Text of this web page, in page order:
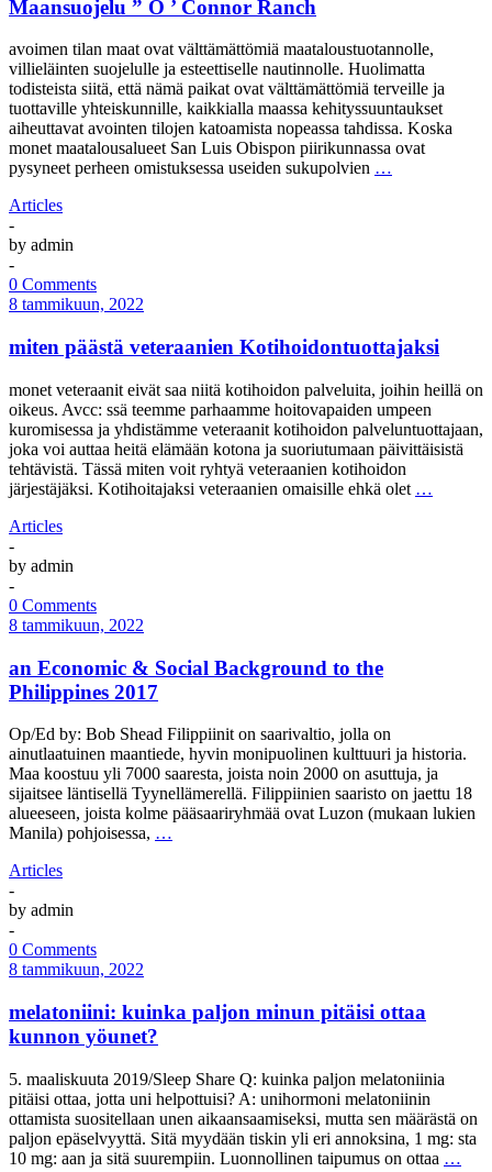
Maansuojelu ” O ’ Connor Ranch
avoimen tilan maat ovat välttämättömiä maataloustuotannolle,
villieläinten suojelulle ja esteettiselle nautinnolle. Huolimatta
todisteista siitä, että nämä paikat ovat välttämättömiä terveille ja
tuottaville yhteiskunnille, kaikkialla maassa kehityssuuntaukset
aiheuttavat avointen tilojen katoamista nopeassa tahdissa. Koska
monet maatalousalueet San Luis Obispon piirikunnassa ovat
pysyneet perheen omistuksessa useiden sukupolvien …
Articles
-
by admin
-
0 Comments
8 tammikuun, 2022
miten päästä veteraanien Kotihoidontuottajaksi
monet veteraanit eivät saa niitä kotihoidon palveluita, joihin heillä on
oikeus. Avcc: ssä teemme parhaamme hoitovapaiden umpeen
kuromisessa ja yhdistämme veteraanit kotihoidon palveluntuottajaan,
joka voi auttaa heitä elämään kotona ja suoriutumaan päivittäisistä
tehtävistä. Tässä miten voit ryhtyä veteraanien kotihoidon
järjestäjäksi. Kotihoitajaksi veteraanien omaisille ehkä olet …
Articles
-
by admin
-
0 Comments
8 tammikuun, 2022
an Economic & Social Background to the
Philippines 2017
Op/Ed by: Bob Shead Filippiinit on saarivaltio, jolla on
ainutlaatuinen maantiede, hyvin monipuolinen kulttuuri ja historia.
Maa koostuu yli 7000 saaresta, joista noin 2000 on asuttuja, ja
sijaitsee läntisellä Tyynellämerellä. Filippiinien saaristo on jaettu 18
alueeseen, joista kolme pääsaariryhmää ovat Luzon (mukaan lukien
Manila) pohjoisessa, …
Articles
-
by admin
-
0 Comments
8 tammikuun, 2022
melatoniini: kuinka paljon minun pitäisi ottaa
kunnon yöunet?
5. maaliskuuta 2019/Sleep Share Q: kuinka paljon melatoniinia
pitäisi ottaa, jotta uni helpottuisi? A: unihormoni melatoniinin
ottamista suositellaan unen aikaansaamiseksi, mutta sen määrästä on
paljon epäselvyyttä. Sitä myydään tiskin yli eri annoksina, 1 mg: sta
10 mg: aan ja sitä suurempiin. Luonnollinen taipumus on ottaa …